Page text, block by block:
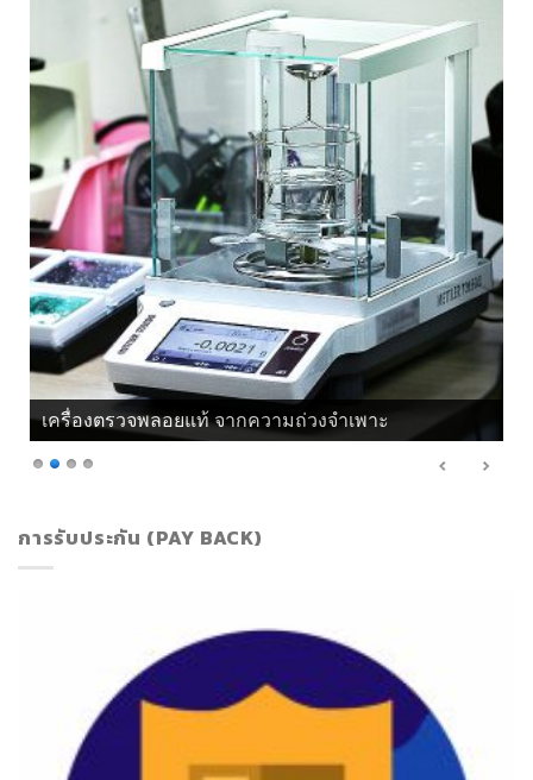
เครื่องตรวจพลอยแท้ จากความถ่วงจำเพาะ
การรับประกัน (PAY BACK)